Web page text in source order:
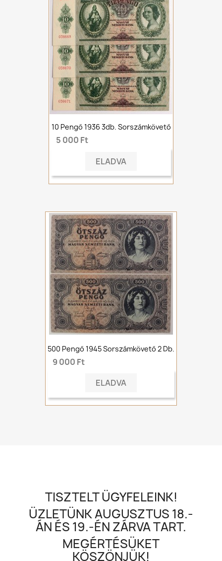
10 Pengő 1936 3db. Sorszámkövető
5 000 Ft
ELADVA
500 Pengő 1945 Sorszámkövető 2 Db.
9 000 Ft
ELADVA
TISZTELT ÜGYFELEINK!
ÜZLETÜNK AUGUSZTUS 18.-
ÁN ÉS 19.-ÉN ZÁRVA TART.
MEGÉRTÉSÜKET
KÖSZÖNJÜK!